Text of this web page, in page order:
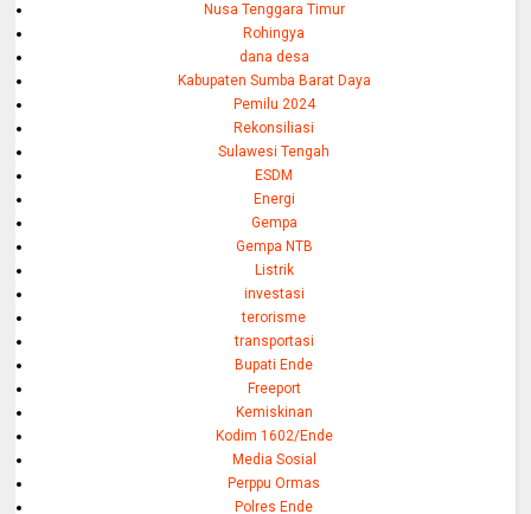
Nusa Tenggara Timur
Rohingya
dana desa
Kabupaten Sumba Barat Daya
Pemilu 2024
Rekonsiliasi
Sulawesi Tengah
ESDM
Energi
Gempa
Gempa NTB
Listrik
investasi
terorisme
transportasi
Bupati Ende
Freeport
Kemiskinan
Kodim 1602/Ende
Media Sosial
Perppu Ormas
Polres Ende